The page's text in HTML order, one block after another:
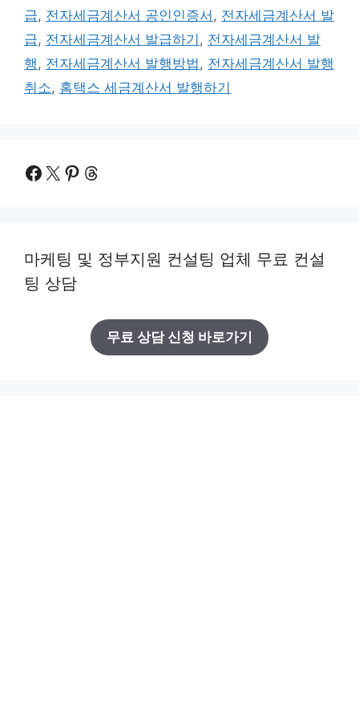
급, 전자세금계산서 공인인증서 , 전자세금계산서 발
급, 전자세금계산서 발급하기 , 전자세금계산서 발
행 , 전자세금계산서 발행방법 , 전자세금계산서 발행
취소, 홈택스 세금계산서 발행하기
Facebook
X Pinterest
Threads
마케팅 및 정부지원 컨설팅 업체 무료 컨설
팅 상담
무료 상담 신청 바로가기